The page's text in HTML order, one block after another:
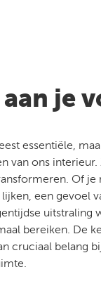
je
essentiële,
van ons interieur.
Of je
een gevoel
uitstraling
bereiken. De
cruciaal belang